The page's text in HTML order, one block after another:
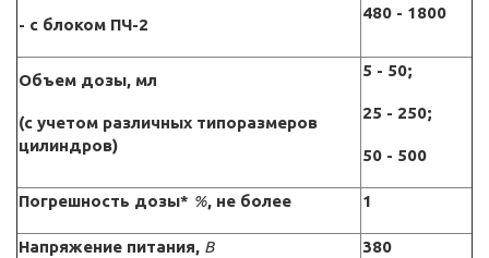
- с блоком ПЧ-2
480 - 1800
Объем дозы, мл
(с учетом различных типоразмеров
цилиндров)
5 - 50;
25 - 250;
50 - 500
Погрешность дозы* %, не более 1
Напряжение питания, В 380